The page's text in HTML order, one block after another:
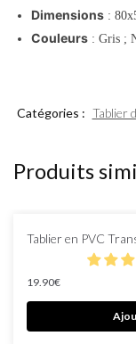
Dimensions :
Couleurs : Gris ;
Catégories : Tablier
Produits
Tablier en PVC
19.90€